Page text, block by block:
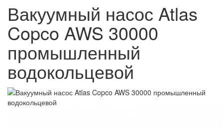
Вакуумный насос Atlas
Copco AWS 30000
промышленный
водокольцевой